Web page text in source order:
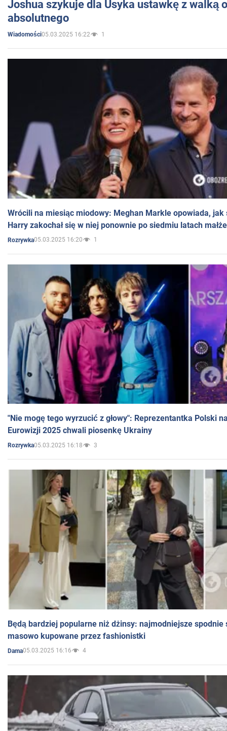
Joshua szykuje dla Usyka ustawkę z walką
absolutnego
Wiadomości05.03.2025 16:22 1
Wrócili na miesiąc miodowy: Meghan Markle opowiada, jak
Harry zakochał się w niej ponownie po siedmiu latach
Rozrywka05.03.2025 16:20 1
"Nie mogę tego wyrzucić z głowy": Reprezentantka Polski
Eurowizji 2025 chwali piosenkę Ukrainy
Rozrywka05.03.2025 16:18 3
Będą bardziej popularne niż dżinsy: najmodniejsze spodnie
masowo kupowane przez fashionistki
Dama05.03.2025 16:16 4